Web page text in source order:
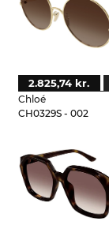
Chloé
CH0329S - 002
2.825,74 kr.